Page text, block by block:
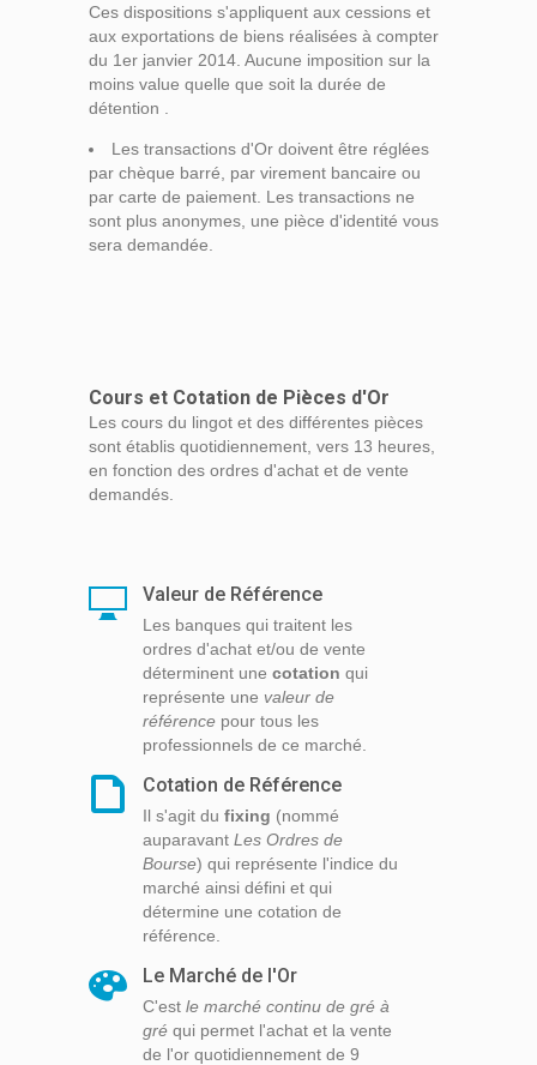
Ces dispositions s'appliquent aux cessions et
aux exportations de biens réalisées à compter
du 1er janvier 2014. Aucune imposition sur la
moins value quelle que soit la durée de
détention .
Les transactions d'Or doivent être réglées
par chèque barré, par virement bancaire ou
par carte de paiement. Les transactions ne
sont plus anonymes, une pièce d'identité vous
sera demandée.
Cours et Cotation de Pièces d'Or
Les cours du lingot et des différentes pièces
sont établis quotidiennement, vers 13 heures,
en fonction des ordres d'achat et de vente
demandés.
Valeur de Référence
Les banques qui traitent les
ordres d'achat et/ou de vente
déterminent une cotation qui
représente une valeur de
référence pour tous les
professionnels de ce marché.
Cotation de Référence
Il s'agit du fixing (nommé
auparavant Les Ordres de
Bourse) qui représente l'indice du
marché ainsi défini et qui
détermine une cotation de
référence.
Le Marché de l'Or
C'est le marché continu de gré à
gré qui permet l'achat et la vente
de l'or quotidiennement de 9